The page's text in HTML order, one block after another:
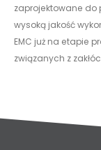
zaprojektowane
wysoką jakość
EMC już na etapie
związanych z